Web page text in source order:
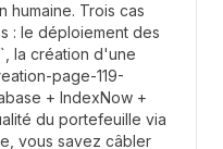
humaine. Trois cas
: le déploiement des
la création d'une
page-119-
+ IndexNow +
du portefeuille via
vous savez câbler